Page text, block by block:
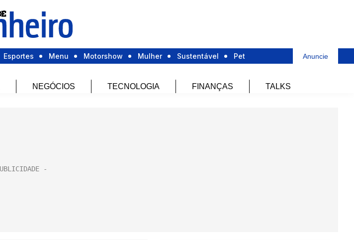
Esportes Menu Motorshow Mulher Sustentável Pet Anuncie
NEGÓCIOS TECNOLOGIA FINANÇAS TALKS